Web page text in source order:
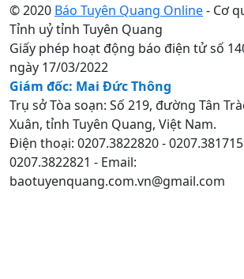
© 2020 Báo Tuyên Quang Online- Cơ
Tỉnh uỷ tỉnh Tuyên Quang
Giấy phép hoạt động báo điện tử số
ngày 17/03/2022
Giám đốc: Mai Đức Thông
Trụ sở Tòa soạn: Số 219, đường Tân
Xuân, tỉnh Tuyên Quang, Việt Nam.
Điện thoại: 0207.3822820 -
0207.3822821 - Email:
baotuyenquang.com.vn@gmail.com